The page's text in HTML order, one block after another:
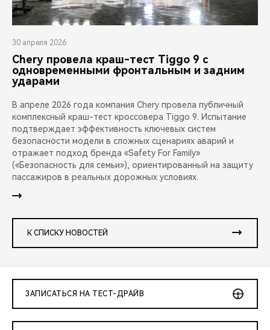
30 апреля 2026
Chery провела краш-тест Tiggo 9 с
одновременными фронтальным и задним
ударами
В апреле 2026 года компания Chery провела публичный
комплексный краш-тест кроссовера Tiggo 9. Испытание
подтверждает эффективность ключевых систем
безопасности модели в сложных сценариях аварий и
отражает подход бренда «Safety For Family»
(«Безопасность для семьи»), ориентированный на защиту
пассажиров в реальных дорожных условиях.
К СПИСКУ НОВОСТЕЙ
ЗАПИСАТЬСЯ НА ТЕСТ-ДРАЙВ